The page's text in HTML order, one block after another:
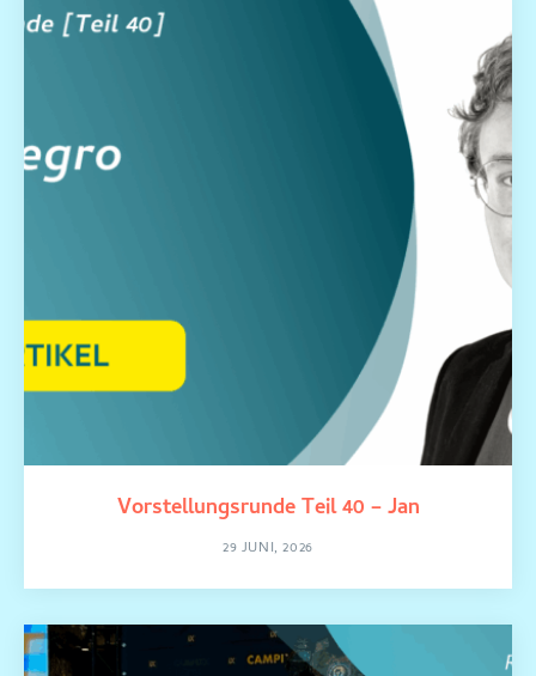
Vorstellungsrunde Teil 40 – Jan
29 JUNI, 2026